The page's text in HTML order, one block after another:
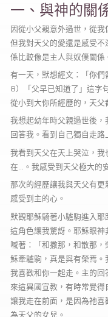
一、與神的關
因從小父親意外過世，從我
但我對天父的愛還是感受
係比較像是主人與奴僕關係
有一天，默想經文：「你們
8）「父早已知道了」這字
從小到大你所經歷的，天父
我想起幼年時父親過世後
回答我。看到自己獨自走
我看到天父在天上哭泣，
在…。我感受到天父極大的
那次的經歷讓我與天父有
感受到主的心。
默觀耶穌騎著小驢駒進入耶
這角色讓我驚訝。耶穌眼神
喊著：「和撒那，和散那
穌牽驢駒，真是與有榮焉
我喜歡和你一起走。主的
來這異國宣教，有時常覺
讓我走在前面，是因為祂
為天父的女兒。